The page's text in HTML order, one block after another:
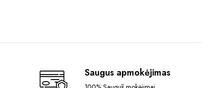
Saugus apmokėjimas